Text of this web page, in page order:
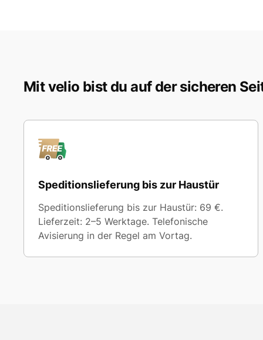
Mit velio bist du auf der sicheren
Speditionslieferung bis zur Haustür
Speditionslieferung bis zur Haustür: 69 €.
Lieferzeit: 2–5 Werktage. Telefonische
Avisierung in der Regel am Vortag.